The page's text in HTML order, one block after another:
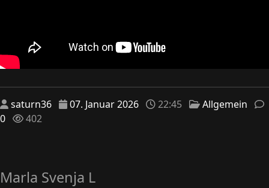
saturn36 07. Januar 2026 22:45
Allgemein
0
402
Marla Svenja L